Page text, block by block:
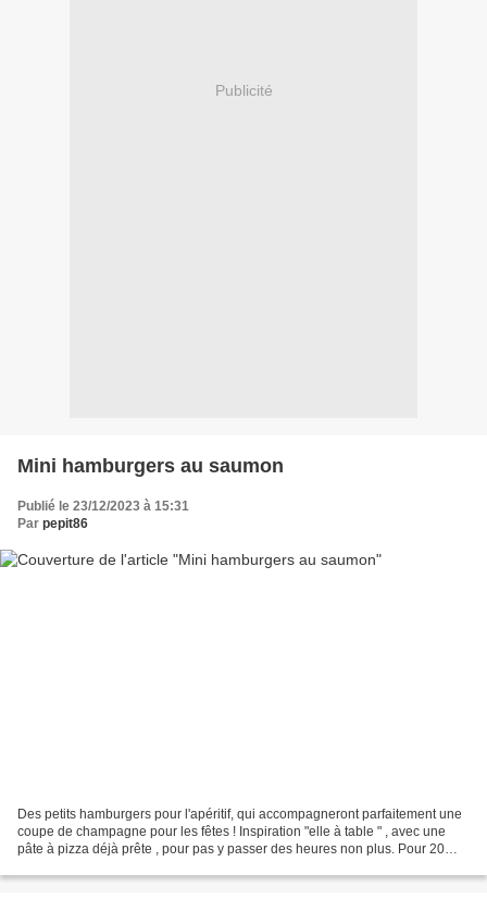
Publicité
Mini hamburgers au saumon
Publié le 23/12/2023 à 15:31
Par pepit86
Des petits hamburgers pour l'apéritif, qui accompagneront parfaitement une
coupe de champagne pour les fêtes ! Inspiration "elle à table " , avec une
pâte à pizza déjà prête , pour pas y passer des heures non plus. Pour 20